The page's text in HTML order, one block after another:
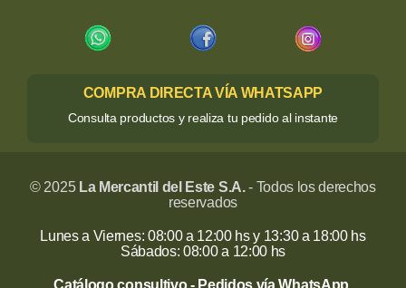
COMPRA DIRECTA VÍA WHATSAPP
Consulta productos y realiza tu pedido al instante
© 2025 La Mercantil del Este S.A.- Todos los derechos
reservados
Lunes a Viernes: 08:00 a 12:00 hs y 13:30 a 18:00 hs
Sábados: 08:00 a 12:00 hs